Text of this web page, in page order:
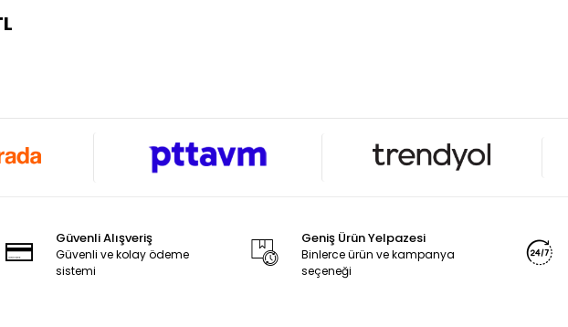
Güvenli Alışveriş
Güvenli ve kolay ödeme
sistemi
Geniş Ürün Yelpazesi
Binlerce ürün ve kampanya
seçeneği